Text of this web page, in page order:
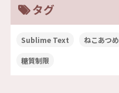
タグ
Sublime Text ねこあつめ
糖質制限